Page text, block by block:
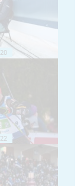
20
22